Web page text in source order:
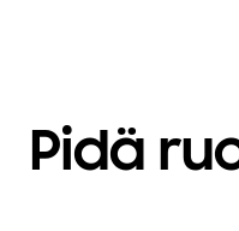
Pidä